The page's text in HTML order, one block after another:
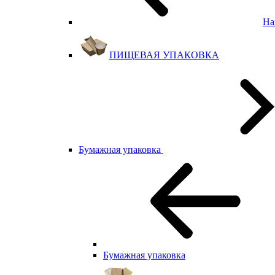
ПИЩЕВАЯ УПАКОВКА
Бумажная упаковка
Бумажная упаковка